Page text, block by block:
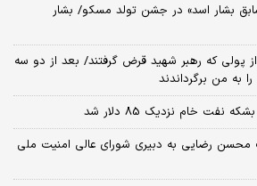
بشار اسد» در جشن تولد مسکو/ بشار
پولی که رهبر شهید قرض گرفتند/ بعد از دو سه
خام نزدیک 85 دلار شد
محسن رضایی به دبیری شورای عالی امنیت ملی